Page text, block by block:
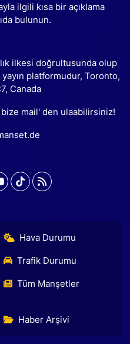
ilgili kısa bir açıklama
bulunun.
ilkesi doğrultusunda olup
platformudur, Toronto,
Canada
mail' den ulaabilirsiniz!
Hava Durumu
Trafik Durumu
Tüm Manşetler
Haber Arşivi